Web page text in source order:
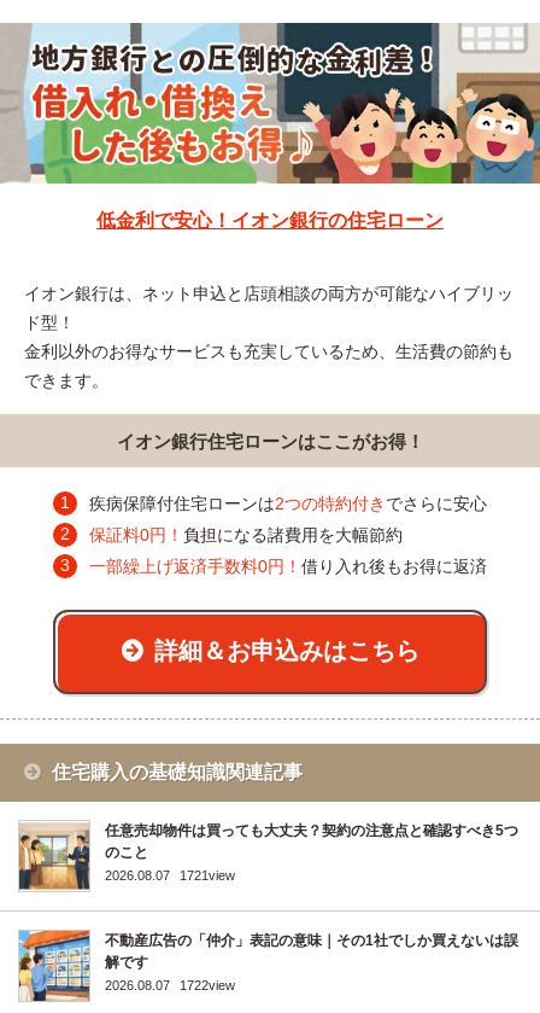
低金利で安心！イオン銀行の住宅ローン
イオン銀行は、ネット申込と店頭相談の両方が可能なハイブリッ
ド型！
金利以外のお得なサービスも充実しているため、生活費の節約も
できます。
イオン銀行住宅ローンはここがお得！
疾病保障付住宅ローンは2つの特約付き でさらに安心
保証料0円！ 負担になる諸費用を大幅節約
一部繰上げ返済手数料0円！ 借り入れ後もお得に返済
詳細＆お申込みはこちら
住宅購入の基礎知識関連記事
任意売却物件は買っても大丈夫？契約の注意点と確認すべき5つ
のこと
2026.08.07 1721view
不動産広告の「仲介」表記の意味｜その1社でしか買えないは誤
解です
2026.08.07 1722view